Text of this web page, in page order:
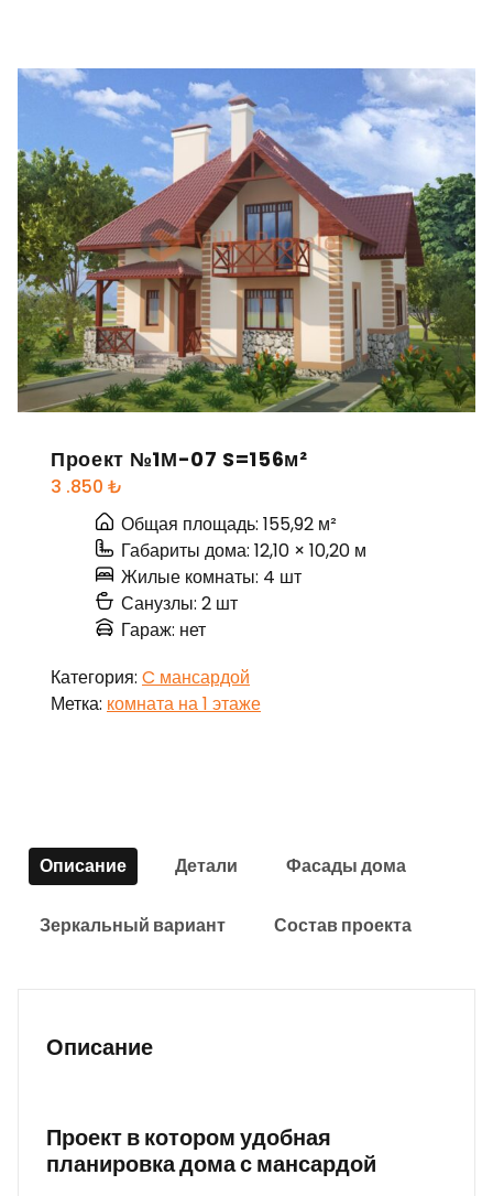
Проект №1М-07 S=156м²
3 .850 ₺
Общая площадь: 155,92 м²
Габариты дома: 12,10 × 10,20 м
Жилые комнаты: 4 шт
Санузлы: 2 шт
Гараж: нет
Категория: C мансардой
Метка: комната на 1 этаже
Описание Детали Фасады дома
Зеркальный вариант Состав проекта
Описание
Проект в котором удобная
планировка дома с мансардой